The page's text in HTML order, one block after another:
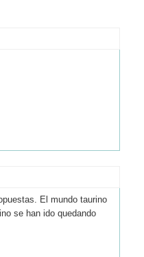
El mundo taurino
se han ido quedando